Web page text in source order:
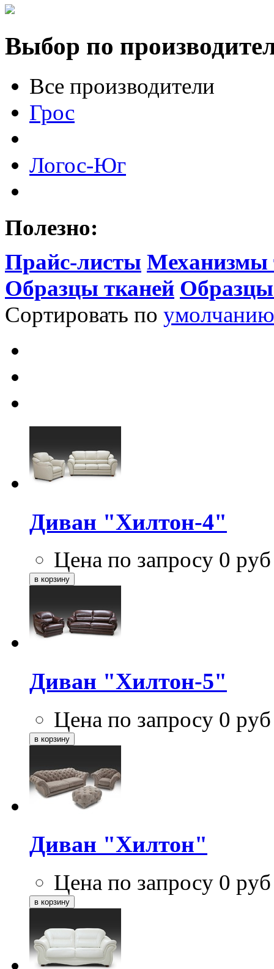
Выбор по
Все производители
Грос
Логос-Юг
Полезно:
Прайс-листы Механизмы
Образцы тканей
Сортировать по умолчанию
Диван "Хилтон-4"
Цена по запросу 0 руб
Диван "Хилтон-5"
Цена по запросу 0 руб
Диван "Хилтон"
Цена по запросу 0 руб